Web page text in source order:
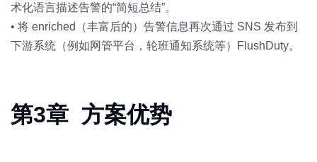
术化语言描述告警的“简短总结”。
• 将 enriched（丰富后的）告警信息再次通过 SNS 发布到
下游系统（例如网管平台，轮班通知系统等）FlushDuty。
第3章 方案优势